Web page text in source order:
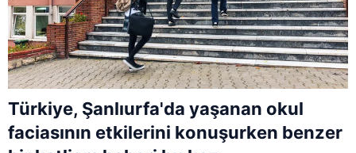
Türkiye, Şanlıurfa'da yaşanan okul
faciasının etkilerini konuşurken benzer